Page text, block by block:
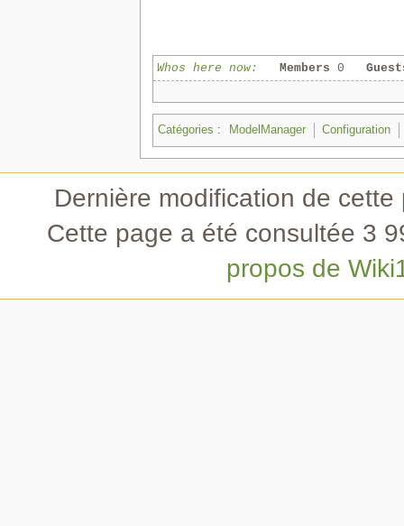
Whos here now: Members 0
Catégories : ModelManager Configuration
Dernière modification de
Cette page a été consultée 3
propos de